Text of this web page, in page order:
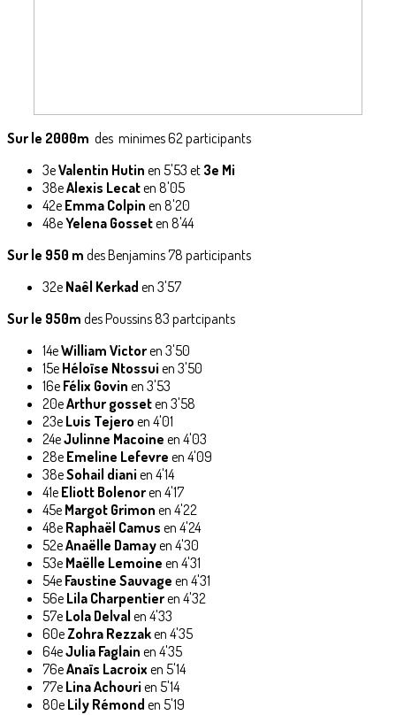
Sur le 2000m des minimes 62 participants
3eValentin Hutin en 5'53 et 3e Mi
38eAlexis Lecaten 8'05
42e Emma Colpin en 8'20
48eYelena Gosseten 8'44
Sur le 950 m des Benjamins 78 participants
32e Naêl Kerkad en 3'57
Sur le 950m des Poussins 83 partcipants
14eWilliam Victoren 3'50
15e Héloïse Ntossui en 3'50
16e Félix Govin en 3'53
20eArthur gosseten 3'58
23e Luis Tejero en 4'01
24eJulinne Macoine en 4'03
28e Emeline Lefevre en 4'09
38eSohail diani en 4'14
41e Eliott Bolenoren 4'17
45e Margot Grimon en 4'22
48e Raphaël Camus en 4'24
52eAnaëlle Damayen 4'30
53e Maëlle Lemoine en 4'31
54e Faustine Sauvage en 4'31
56e Lila Charpentieren 4'32
57e Lola Delval en 4'33
60eZohra Rezzaken 4'35
64eJulia Faglain en 4'35
76eAnaïs Lacroix en 5'14
77e Lina Achouri en 5'14
80e Lily Rémond en 5'19